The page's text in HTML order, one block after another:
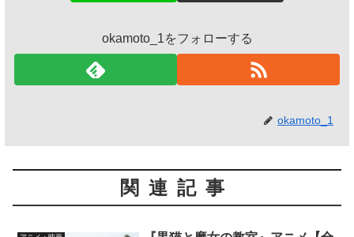
okamoto_1をフォローする
okamoto_1
関連記事